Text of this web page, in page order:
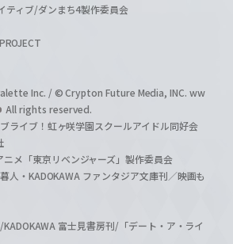
ティブ/ダンまち4製作委員会
Inc. / © Crypton Future Media, INC. ww
All rights reserved.
ライブ！虹ヶ咲学園スクールアイドル同好会
メ「東京リベンジャーズ」製作委員会
人・KADOKAWA ファンタジア文庫刊／映画も
富士見書房刊/「デート・ア・ライ